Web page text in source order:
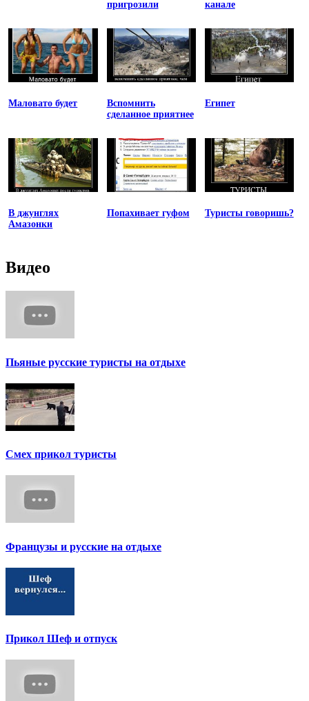
пригрозили
канале
Маловато будет
Вспомнить
сделанное приятнее
Египет
В джунглях
Амазонки
Попахивает гуфом Туристы говоришь?
Видео
Пьяные русские туристы на отдыхе
Смех прикол туристы
Французы и русские на отдыхе
Прикол Шеф и отпуск